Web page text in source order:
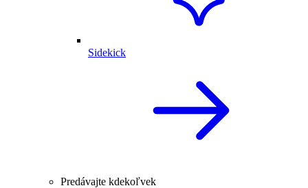
Sidekick
Predávajte kdekoľvek